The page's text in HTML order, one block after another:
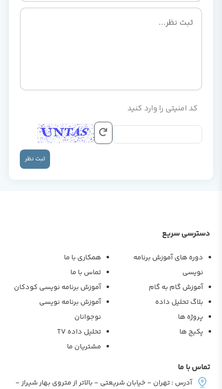
کد امنیتی را وارد کنید
ثبت نظر
دسترسی سریع
دوره های آموزش برنامه
نویسی
آموزش گام به گام
بلاگ تحلیل داده
پروژه ها
پکیج ها
همکاری با ما
تماس با ما
آموزش برنامه نویسی کودکان
آموزش برنامه نویسی
نوجوانان
تحلیل داده TV
مشتریان ما
تماس با ما
آدرس : تهران - خیابان شریعتی - بالاتر از متروی بهار شیراز -